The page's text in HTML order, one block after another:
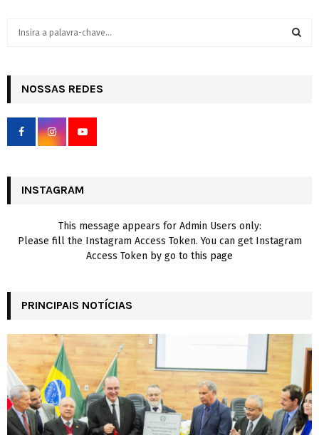
h
f
r
NOSSAS REDES
INSTAGRAM
This message appears for Admin Users only:
Please fill the Instagram Access Token. You can get Instagram
Access Token by go to this page
PRINCIPAIS NOTÍCIAS